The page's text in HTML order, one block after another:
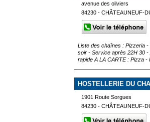
avenue des oliviers
84230 - CHÂTEAUNEUF-
Liste des chaînes : Pizzeria -
soir - Service après 22H 30
rapide A LA CARTE : Pizza
HOSTELLERIE DU
1901 Route Sorgues
84230 - CHÂTEAUNEUF-